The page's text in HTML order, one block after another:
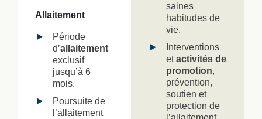
Allaitement
Période
d’allaitement
exclusif
jusqu’à 6
mois.
Poursuite de
l’allaitement
saines
habitudes de
vie.
Interventions
etactivités de
promotion,
prévention,
soutien et
protection de